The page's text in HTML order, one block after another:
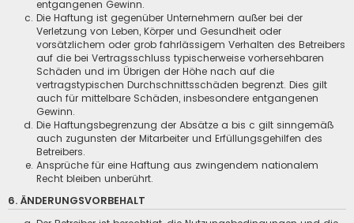
entgangenen Gewinn.
Die Haftung ist gegenüber Unternehmern außer bei der
Verletzung von Leben, Körper und Gesundheit oder
vorsätzlichem oder grob fahrlässigem Verhalten des Betreibers
auf die bei Vertragsschluss typischerweise vorhersehbaren
Schäden und im Übrigen der Höhe nach auf die
vertragstypischen Durchschnittsschäden begrenzt. Dies gilt
auch für mittelbare Schäden, insbesondere entgangenen
Gewinn.
Die Haftungsbegrenzung der Absätze a bis c gilt sinngemäß
auch zugunsten der Mitarbeiter und Erfüllungsgehilfen des
Betreibers.
Ansprüche für eine Haftung aus zwingendem nationalem
Recht bleiben unberührt.
6. ÄNDERUNGSVORBEHALT